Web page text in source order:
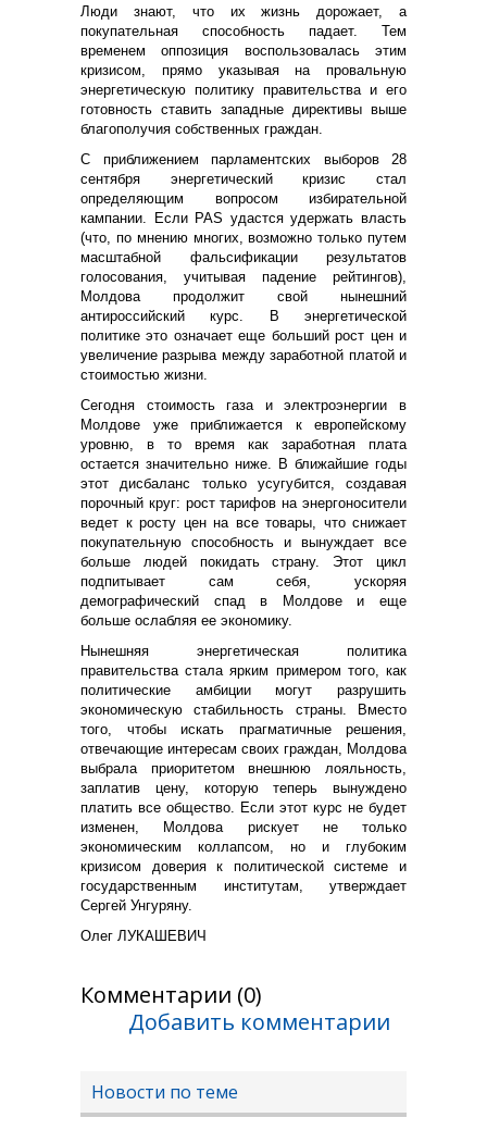
Люди знают, что их жизнь дорожает, а
покупательная способность падает. Тем
временем оппозиция воспользовалась этим
кризисом, прямо указывая на провальную
энергетическую политику правительства и его
готовность ставить западные директивы выше
благополучия собственных граждан.
С приближением парламентских выборов 28
сентября энергетический кризис стал
определяющим вопросом избирательной
кампании. Если PAS удастся удержать власть
(что, по мнению многих, возможно только путем
масштабной фальсификации результатов
голосования, учитывая падение рейтингов),
Молдова продолжит свой нынешний
антироссийский курс. В энергетической
политике это означает еще больший рост цен и
увеличение разрыва между заработной платой и
стоимостью жизни.
Сегодня стоимость газа и электроэнергии в
Молдове уже приближается к европейскому
уровню, в то время как заработная плата
остается значительно ниже. В ближайшие годы
этот дисбаланс только усугубится, создавая
порочный круг: рост тарифов на энергоносители
ведет к росту цен на все товары, что снижает
покупательную способность и вынуждает все
больше людей покидать страну. Этот цикл
подпитывает сам себя, ускоряя
демографический спад в Молдове и еще
больше ослабляя ее экономику.
Нынешняя энергетическая политика
правительства стала ярким примером того, как
политические амбиции могут разрушить
экономическую стабильность страны. Вместо
того, чтобы искать прагматичные решения,
отвечающие интересам своих граждан, Молдова
выбрала приоритетом внешнюю лояльность,
заплатив цену, которую теперь вынуждено
платить все общество. Если этот курс не будет
изменен, Молдова рискует не только
экономическим коллапсом, но и глубоким
кризисом доверия к политической системе и
государственным институтам, утверждает
Сергей Унгуряну.
Олег ЛУКАШЕВИЧ
Комментарии (0)
Добавить комментарии
Новости по теме